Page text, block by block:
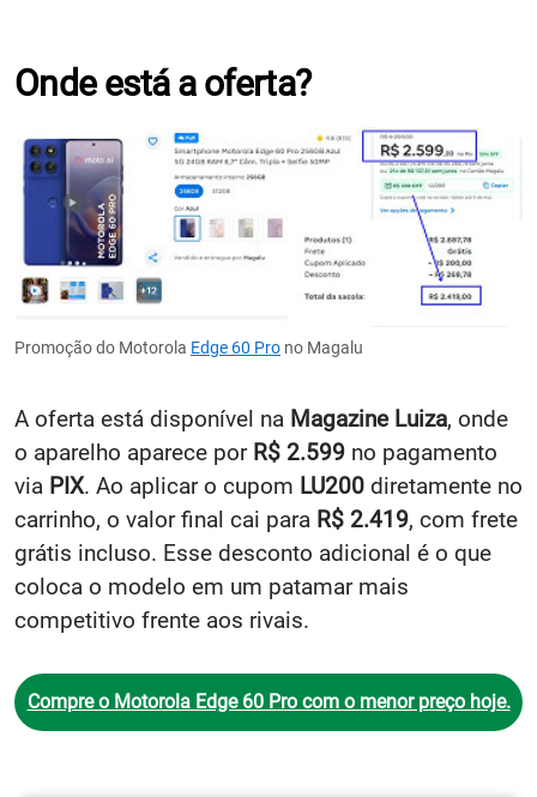
Onde está a oferta?
Promoção do Motorola Edge 60 Pro no Magalu
A oferta está disponível na Magazine Luiza, onde
o aparelho aparece por R$ 2.599 no pagamento
via PIX. Ao aplicar o cupom LU200 diretamente no
carrinho, o valor final cai para R$ 2.419, com frete
grátis incluso. Esse desconto adicional é o que
coloca o modelo em um patamar mais
competitivo frente aos rivais.
Compre o Motorola Edge 60 Pro com o menor preço hoje.